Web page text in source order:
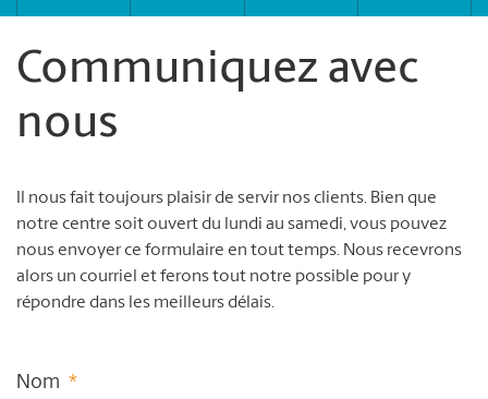
Communiquez avec
nous
Il nous fait toujours plaisir de servir nos clients. Bien que
notre centre soit ouvert du lundi au samedi, vous pouvez
nous envoyer ce formulaire en tout temps. Nous recevrons
alors un courriel et ferons tout notre possible pour y
répondre dans les meilleurs délais.
Nom *